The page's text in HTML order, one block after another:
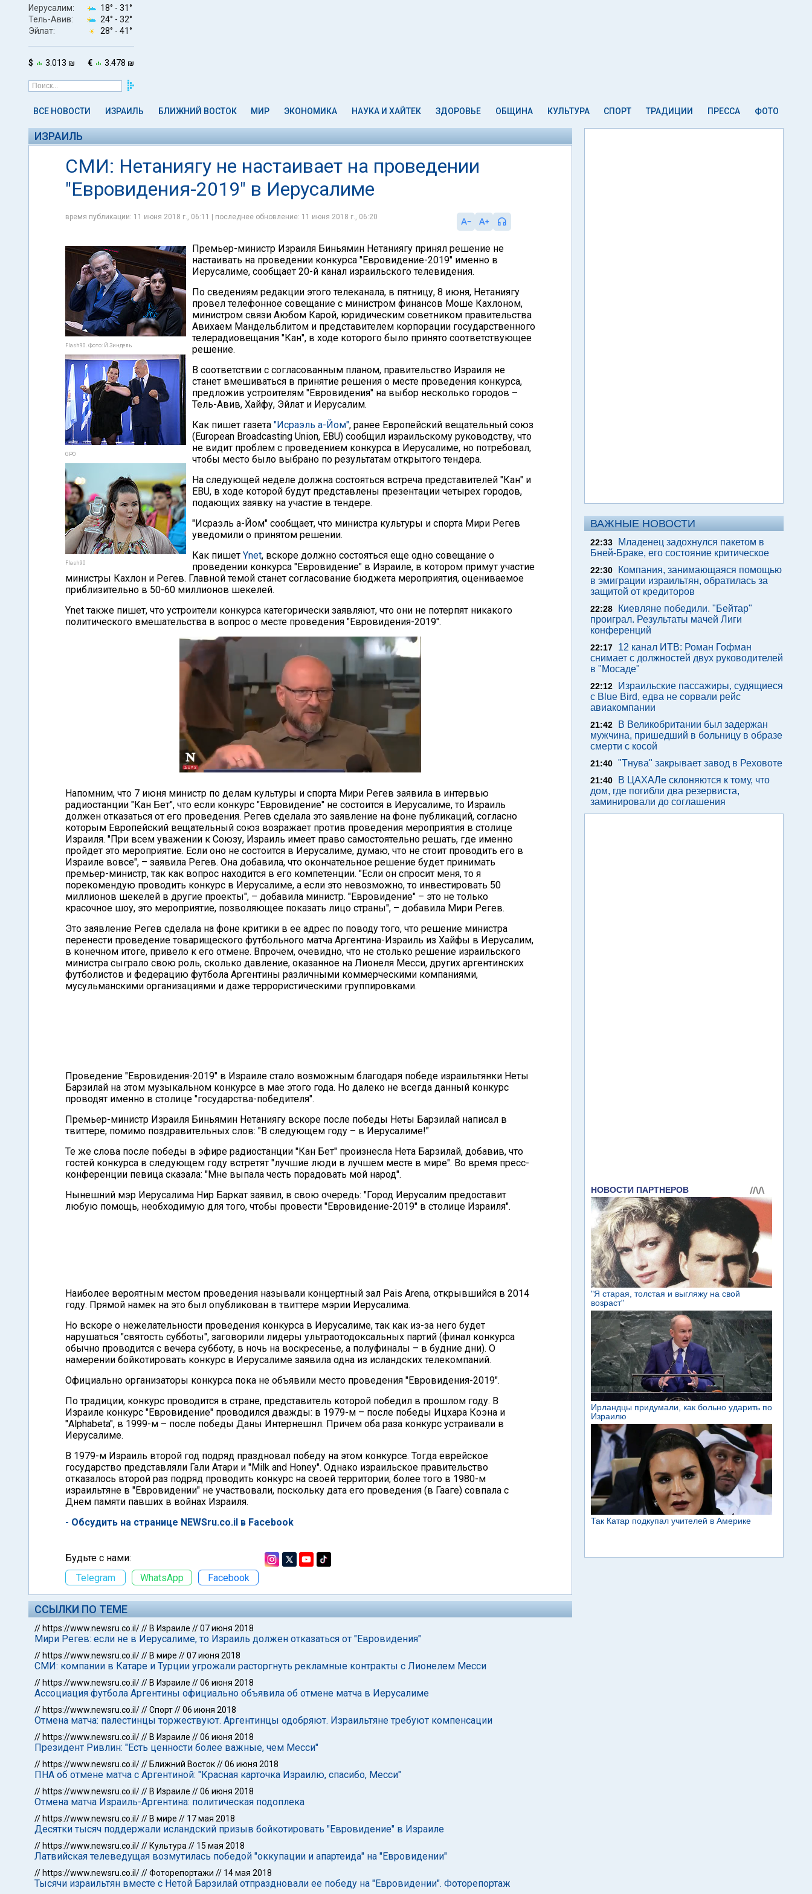
Иерусалим: 18° - 31°
Тель-Авив:
24° - 32°
Эйлат:
28° - 41°
$ 3.013 ₪ € 3.478 ₪
ВСЕ НОВОСТИ ИЗРАИЛЬ БЛИЖНИЙ ВОСТОК МИР ЭКОНОМИКА НАУКА И ХАЙТЕК ЗДОРОВЬЕ ОБЩИНА КУЛЬТУРА СПОРТ ТРАДИЦИИ ПРЕССА ФОТО
ИЗРАИЛЬ
СМИ: Нетаниягу не настаивает на проведении
"Евровидения-2019" в Иерусалиме
время публикации: 11 июня 2018 г., 06:11 | последнее обновление: 11 июня 2018 г., 06:20
Flash90. Фото: Й.Зиндель
GPO
Flash90
Премьер-министр Израиля Биньямин Нетаниягу принял решение не
настаивать на проведении конкурса "Евровидение-2019" именно в
Иерусалиме, сообщает 20-й канал израильского телевидения.
По сведениям редакции этого телеканала, в пятницу, 8 июня, Нетаниягу
провел телефонное совещание с министром финансов Моше Кахлоном,
министром связи Аюбом Карой, юридическим советником правительства
Авихаем Мандельблитом и представителем корпорации государственного
телерадиовещания "Кан", в ходе которого было принято соответствующее
решение.
В соответствии с согласованным планом, правительство Израиля не
станет вмешиваться в принятие решения о месте проведения конкурса,
предложив устроителям "Евровидения" на выбор несколько городов –
Тель-Авив, Хайфу, Эйлат и Иерусалим.
Как пишет газета "Исраэль а-Йом", ранее Европейский вещательный союз
(European Broadcasting Union, EBU) сообщил израильскому руководству, что
не видит проблем с проведением конкурса в Иерусалиме, но потребовал,
чтобы место было выбрано по результатам открытого тендера.
На следующей неделе должна состояться встреча представителей "Кан" и
EBU, в ходе которой будут представлены презентации четырех городов,
подающих заявку на участие в тендере.
"Исраэль а-Йом" сообщает, что министра культуры и спорта Мири Регев
уведомили о принятом решении.
Как пишет Ynet, вскоре должно состояться еще одно совещание о
проведении конкурса "Евровидение" в Израиле, в котором примут участие
министры Кахлон и Регев. Главной темой станет согласование бюджета мероприятия, оцениваемое
приблизительно в 50-60 миллионов шекелей.
Ynet также пишет, что устроители конкурса категорически заявляют, что они не потерпят никакого
политического вмешательства в вопрос о месте проведения "Евровидения-2019".
Напомним, что 7 июня министр по делам культуры и спорта Мири Регев заявила в интервью
радиостанции "Кан Бет", что если конкурс "Евровидение" не состоится в Иерусалиме, то Израиль
должен отказаться от его проведения. Регев сделала это заявление на фоне публикаций, согласно
которым Европейский вещательный союз возражает против проведения мероприятия в столице
Израиля. "При всем уважении к Союзу, Израиль имеет право самостоятельно решать, где именно
пройдет это мероприятие. Если оно не состоится в Иерусалиме, думаю, что не стоит проводить его в
Израиле вовсе", – заявила Регев. Она добавила, что окончательное решение будет принимать
премьер-министр, так как вопрос находится в его компетенции. "Если он спросит меня, то я
порекомендую проводить конкурс в Иерусалиме, а если это невозможно, то инвестировать 50
миллионов шекелей в другие проекты", – добавила министр. "Евровидение" – это не только
красочное шоу, это мероприятие, позволяющее показать лицо страны", – добавила Мири Регев.
Это заявление Регев сделала на фоне критики в ее адрес по поводу того, что решение министра
перенести проведение товарищеского футбольного матча Аргентина-Израиль из Хайфы в Иерусалим,
в конечном итоге, привело к его отмене. Впрочем, очевидно, что не столько решение израильского
министра сыграло свою роль, сколько давление, оказанное на Лионеля Месси, других аргентинских
футболистов и федерацию футбола Аргентины различными коммерческими компаниями,
мусульманскими организациями и даже террористическими группировками.
Проведение "Евровидения-2019" в Израиле стало возможным благодаря победе израильтянки Неты
Барзилай на этом музыкальном конкурсе в мае этого года. Но далеко не всегда данный конкурс
проводят именно в столице "государства-победителя".
Премьер-министр Израиля Биньямин Нетаниягу вскоре после победы Неты Барзилай написал в
твиттере, помимо поздравительных слов: "В следующем году – в Иерусалиме!"
Те же слова после победы в эфире радиостанции "Кан Бет" произнесла Нета Барзилай, добавив, что
гостей конкурса в следующем году встретят "лучшие люди в лучшем месте в мире". Во время пресс-
конференции певица сказала: "Мне выпала честь порадовать мой народ".
Нынешний мэр Иерусалима Нир Баркат заявил, в свою очередь: "Город Иерусалим предоставит
любую помощь, необходимую для того, чтобы провести "Евровидение-2019" в столице Израиля".
Наиболее вероятным местом проведения называли концертный зал Pais Arena, открывшийся в 2014
году. Прямой намек на это был опубликован в твиттере мэрии Иерусалима.
Но вскоре о нежелательности проведения конкурса в Иерусалиме, так как из-за него будет
нарушаться "святость субботы", заговорили лидеры ультраотодоксальных партий (финал конкурса
обычно проводится с вечера субботу, в ночь на воскресенье, а полуфиналы – в будние дни). О
намерении бойкотировать конкурс в Иерусалиме заявила одна из исландских телекомпаний.
Официально организаторы конкурса пока не объявили место проведения "Евровидения-2019".
По традиции, конкурс проводится в стране, представитель которой победил в прошлом году. В
Израиле конкурс "Евровидение" проводился дважды: в 1979-м – после победы Ицхара Коэна и
"Alphabeta", в 1999-м – после победы Даны Интернешнл. Причем оба раза конкурс устраивали в
Иерусалиме.
В 1979-м Израиль второй год подряд праздновал победу на этом конкурсе. Тогда еврейское
государство представляли Гали Атари и "Milk and Honey". Однако израильское правительство
отказалось второй раз подряд проводить конкурс на своей территории, более того в 1980-м
израильтяне в "Евровидении" не участвовали, поскольку дата его проведения (в Гааге) совпала с
Днем памяти павших в войнах Израиля.
- Обсудить на странице NEWSru.co.il в Facebook
Будьте с нами:
Telegram
WhatsApp Facebook
ССЫЛКИ ПО ТЕМЕ
// https://www.newsru.co.il/// В Израиле //07 июня 2018
Мири Регев: если не в Иерусалиме, то Израиль должен отказаться от "Евровидения"
// https://www.newsru.co.il/// В мире //07 июня 2018
СМИ: компании в Катаре и Турции угрожали расторгнуть рекламные контракты с Лионелем Месси
// https://www.newsru.co.il/// В Израиле //06 июня 2018
Ассоциация футбола Аргентины официально объявила об отмене матча в Иерусалиме
// https://www.newsru.co.il///Спорт//06 июня 2018
Отмена матча: палестинцы торжествуют. Аргентинцы одобряют. Израильтяне требуют компенсации
// https://www.newsru.co.il/// В Израиле //06 июня 2018
Президент Ривлин: "Есть ценности более важные, чем Месси"
// https://www.newsru.co.il/// Ближний Восток//06 июня 2018
ПНА об отмене матча с Аргентиной: "Красная карточка Израилю, спасибо, Месси"
// https://www.newsru.co.il/// В Израиле //06 июня 2018
Отмена матча Израиль-Аргентина: политическая подоплека
// https://www.newsru.co.il/// В мире // 17 мая 2018
Десятки тысяч поддержали исландский призыв бойкотировать "Евровидение" в Израиле
// https://www.newsru.co.il/// Культура // 15 мая 2018
Латвийская телеведущая возмутилась победой "оккупации и апартеида" на "Евровидении"
// https://www.newsru.co.il///Фоторепортажи // 14 мая 2018
Тысячи израильтян вместе с Нетой Барзилай отпраздновали ее победу на "Евровидении". Фоторепортаж
ВАЖНЫЕ НОВОСТИ
22:33
Младенец задохнулся пакетом в
Бней-Браке, его состояние критическое
22:30
Компания, занимающаяся помощью
в эмиграции израильтян, обратилась за
защитой от кредиторов
22:28
Киевляне победили. "Бейтар"
проиграл. Результаты мачей Лиги
конференций
22:17
12 канал ИТВ: Роман Гофман
снимает с должностей двух руководителей
в "Мосаде"
22:12
Израильские пассажиры, судящиеся
с Blue Bird, едва не сорвали рейс
авиакомпании
21:42
В Великобритании был задержан
мужчина, пришедший в больницу в образе
смерти с косой
21:40 "Тнува" закрывает завод в Реховоте
21:40
В ЦАХАЛе склоняются к тому, что
дом, где погибли два резервиста,
заминировали до соглашения